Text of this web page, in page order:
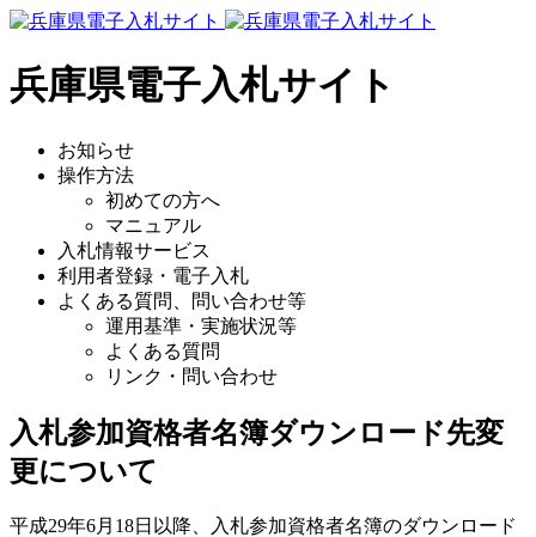
兵庫県電子入札サイト
お知らせ
操作方法
初めての方へ
マニュアル
入札情報サービス
利用者登録・電子入札
よくある質問、問い合わせ等
運用基準・実施状況等
よくある質問
リンク・問い合わせ
入札参加資格者名簿ダウンロード先変
更について
平成29年6月18日以降、入札参加資格者名簿のダウンロード